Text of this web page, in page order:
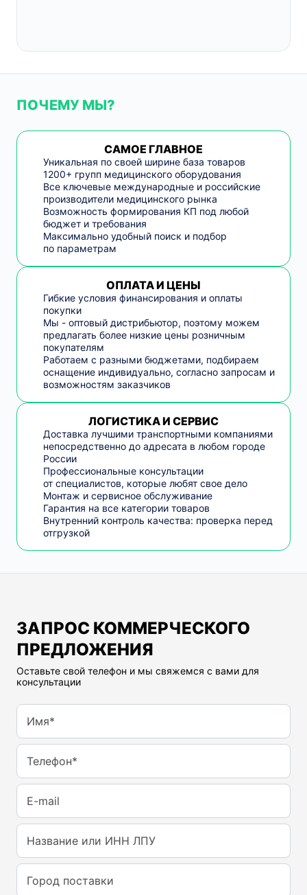
ПОЧЕМУ МЫ?
САМОЕ ГЛАВНОЕ
Уникальная по своей ширине база товаров
1200+ групп медицинского оборудования
Все ключевые международные и российские
производители медицинского рынка
Возможность формирования КП под любой
бюджет и требования
Максимально удобный поиск и подбор
по параметрам
ОПЛАТА И ЦЕНЫ
Гибкие условия финансирования и оплаты
покупки
Мы - оптовый дистрибьютор, поэтому можем
предлагать более низкие цены розничным
покупателям
Работаем с разными бюджетами, подбираем
оснащение индивидуально, согласно запросам и
возможностям заказчиков
ЛОГИСТИКА И СЕРВИС
Доставка лучшими транспортными компаниями
непосредственно до адресата в любом городе
России
Профессиональные консультации
от специалистов, которые любят свое дело
Монтаж и сервисное обслуживание
Гарантия на все категории товаров
Внутренний контроль качества: проверка перед
отгрузкой
ЗАПРОС КОММЕРЧЕСКОГО
ПРЕДЛОЖЕНИЯ
Оставьте свой телефон и мы свяжемся с вами для
консультации
Имя*
Телефон*
E-mail
Название или ИНН ЛПУ
Город поставки